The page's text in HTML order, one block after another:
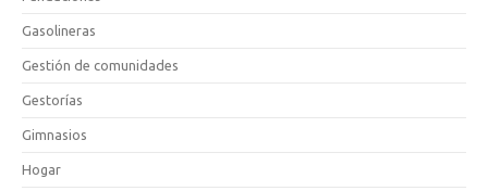
Gasolineras
Gestión de comunidades
Gestorías
Gimnasios
Hogar